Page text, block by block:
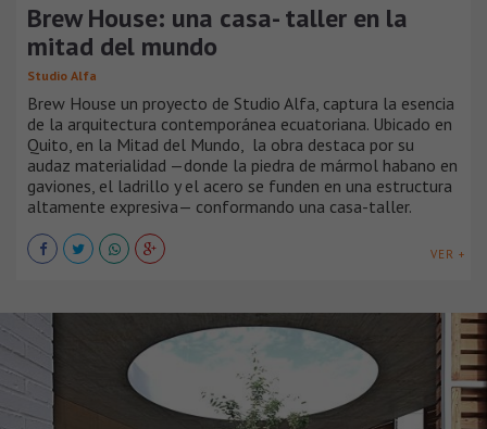
Brew House: una casa- taller en la
mitad del mundo
Studio Alfa
Brew House un proyecto de Studio Alfa, captura la esencia
de la arquitectura contemporánea ecuatoriana. Ubicado en
Quito, en la Mitad del Mundo, la obra destaca por su
audaz materialidad —donde la piedra de mármol habano en
gaviones, el ladrillo y el acero se funden en una estructura
altamente expresiva— conformando una casa-taller.
VER +